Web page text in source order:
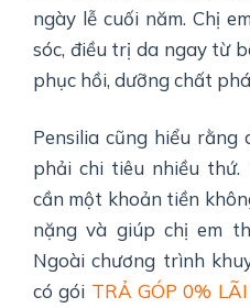
ngày lễ cuối năm. Chị
sóc, điều trị da ngay từ
phục hồi, dưỡng chất
Pensilia cũng hiểu rằng
phải chi tiêu nhiều
cần một khoản tiền
nặng và giúp chị em
Ngoài chương trình
có gói TRẢ GÓP 0%